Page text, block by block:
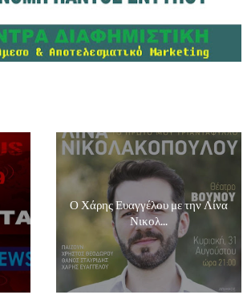
Ο Χάρης Ευαγγέλου με την Λίνα
Νικολ...